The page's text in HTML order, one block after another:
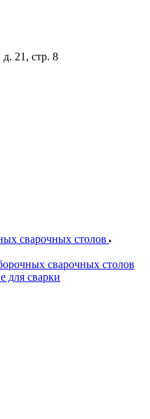
21, стр. 8
сварочных столов
сварочных столов
для сварки